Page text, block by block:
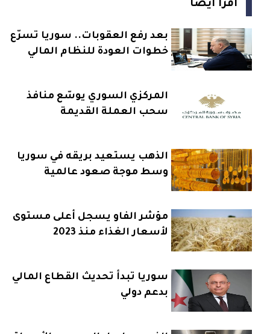
اقرأ أيضاً
بعد رفع العقوبات.. سوريا تسرّع
خطوات العودة للنظام المالي
المركزي السوري يوسّع منافذ
سحب العملة القديمة
الذهب يستعيد بريقه في سوريا
وسط موجة صعود عالمية
مؤشر الفاو يسجل أعلى مستوى
لأسعار الغذاء منذ 2023
سوريا تبدأ تحديث القطاع المالي
بدعم دولي